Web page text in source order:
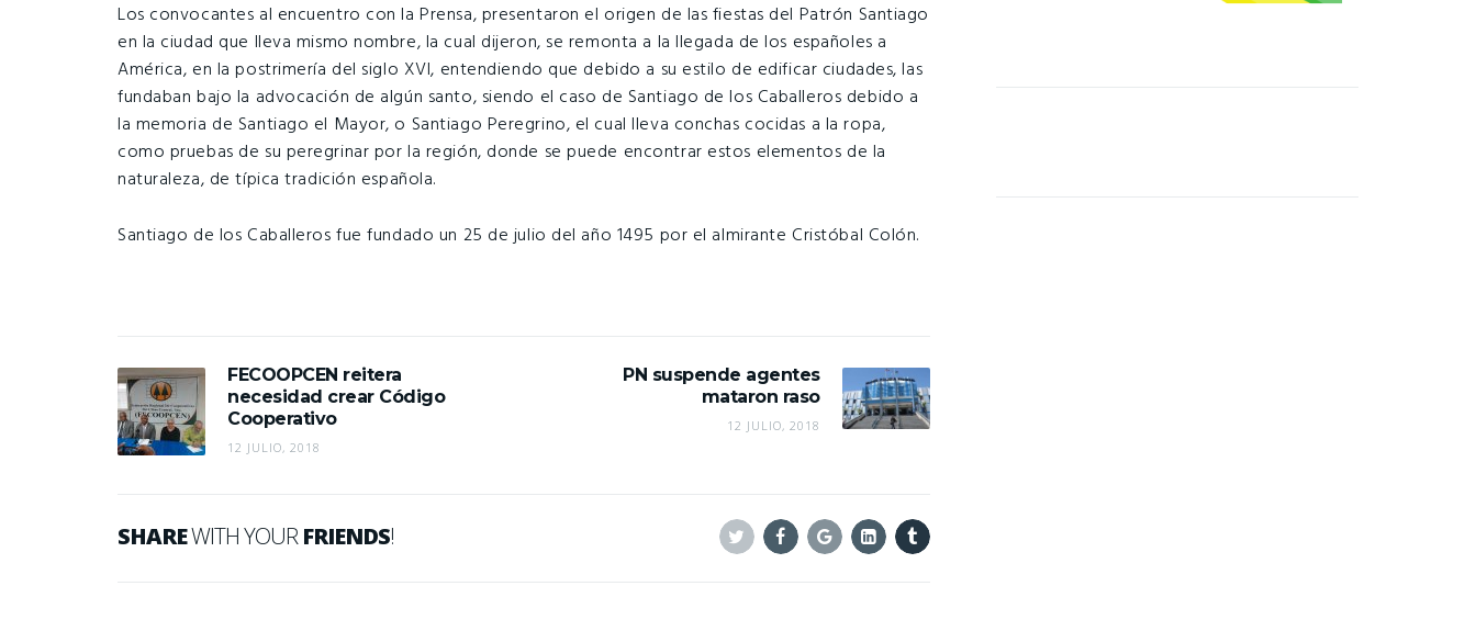
Los convocantes al encuentro con la Prensa, presentaron el origen de las fiestas del Patrón Santiago
en la ciudad que lleva mismo nombre, la cual dijeron, se remonta a la llegada de los españoles a
América, en la postrimería del siglo XVI, entendiendo que debido a su estilo de edificar ciudades, las
fundaban bajo la advocación de algún santo, siendo el caso de Santiago de los Caballeros debido a
la memoria de Santiago el Mayor, o Santiago Peregrino, el cual lleva conchas cocidas a la ropa,
como pruebas de su peregrinar por la región, donde se puede encontrar estos elementos de la
naturaleza, de típica tradición española.
Santiago de los Caballeros fue fundado un 25 de julio del año 1495 por el almirante Cristóbal Colón.
FECOOPCEN reitera
necesidad crear Código
Cooperativo
12 JULIO, 2018
PN suspende agentes
mataron raso
12 JULIO, 2018
SHAREWITH YOURFRIENDS!